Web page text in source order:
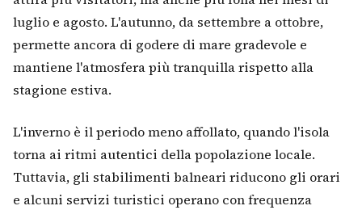
luglio e agosto. L'autunno, da settembre a ottobre,
permette ancora di godere di mare gradevole e
mantiene l'atmosfera più tranquilla rispetto alla
stagione estiva.
L'inverno è il periodo meno affollato, quando l'isola
torna ai ritmi autentici della popolazione locale.
Tuttavia, gli stabilimenti balneari riducono gli orari
e alcuni servizi turistici operano con frequenza